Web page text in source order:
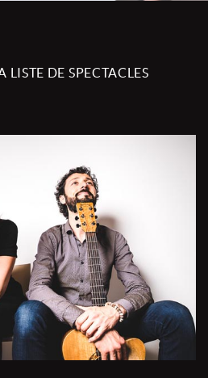
LISTE DE SPECTACLES